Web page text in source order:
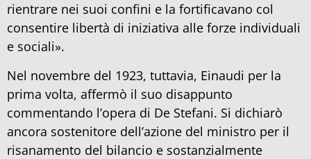
rientrare nei suoi confini e la fortificavano col
consentire libertà di iniziativa alle forze individuali
e sociali».
Nel novembre del 1923, tuttavia, Einaudi per la
prima volta, affermò il suo disappunto
commentando l’opera di De Stefani. Si dichiarò
ancora sostenitore dell’azione del ministro per il
risanamento del bilancio e sostanzialmente